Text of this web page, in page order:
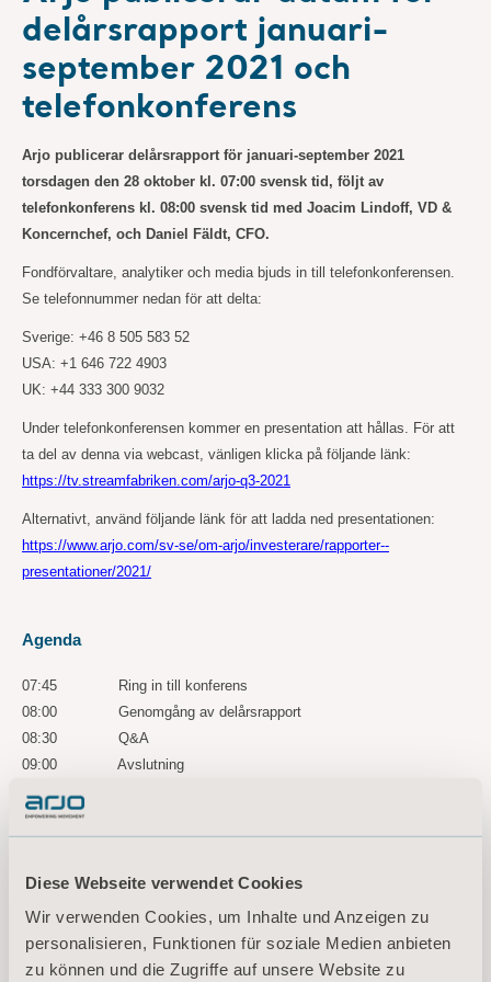
Diese Webseite verwendet Cookies
Wir verwenden Cookies, um Inhalte und Anzeigen zu
personalisieren, Funktionen für soziale Medien anbieten
zu können und die Zugriffe auf unsere Website zu
delårsrapport januari-
september 2021 och
telefonkonferens
Arjo publicerar delårsrapport för januari-september 2021
torsdagen den 28 oktober kl. 07:00 svensk tid, följt av
telefonkonferens kl. 08:00 svensk tid med Joacim Lindoff, VD &
Koncernchef, och Daniel Fäldt, CFO.
Fondförvaltare, analytiker och media bjuds in till telefonkonferensen.
Se telefonnummer nedan för att delta:
Sverige: +46 8 505 583 52
USA: +1 646 722 4903
UK: +44 333 300 9032
Under telefonkonferensen kommer en presentation att hållas. För att
ta del av denna via webcast, vänligen klicka på följande länk:
https://tv.streamfabriken.com/arjo-q3-2021
Alternativt, använd följande länk för att ladda ned presentationen:
https://www.arjo.com/sv-se/om-arjo/investerare/rapporter--
presentationer/2021/
Agenda
07:45 Ring in till konferens
08:00 Genomgång av delårsrapport
08:30 Q&A
09:00 Avslutning
En inspelning av konferensen finns tillgänglig i 3 år via följande länk:
Tel: +46(0)10 335 4810
Email: kornelia.rasmussen@arjo.com